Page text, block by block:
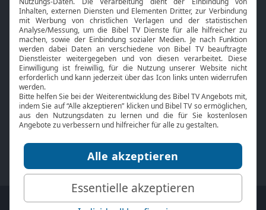
HbbTV
Bibelthek Online-Bibel
Nächster Gottesdienst
Bibel TV
Über uns
Jobs
Mediadaten
Service
Kontakt
TV-Empfang
bibeltv.de: Impressum
Datenschutz